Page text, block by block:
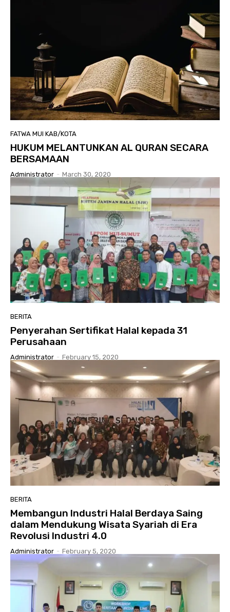
FATWA MUI KAB/KOTA
HUKUM MELANTUNKAN AL QURAN SECARA
BERSAMAAN
Administrator - March 30, 2020
BERITA
Penyerahan Sertifikat Halal kepada 31
Perusahaan
Administrator - February 15, 2020
BERITA
Membangun Industri Halal Berdaya Saing
dalam Mendukung Wisata Syariah di Era
Revolusi Industri 4.0
Administrator - February 5, 2020